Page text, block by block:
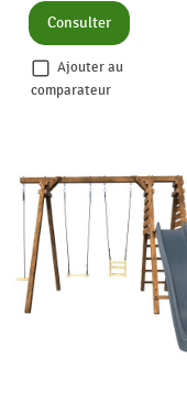
Consulter
Ajouter au
comparateur